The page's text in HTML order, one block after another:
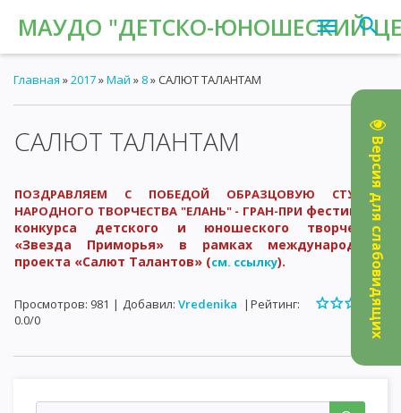
Версия для слабовидящих
МАУДО "ДЕТСКО-ЮНОШЕСКИЙ
Главная »2017»Май » 8» САЛЮТ ТАЛАНТАМ
14:39
САЛЮТ ТАЛАНТАМ
ПОЗДРАВЛЯЕМ С ПОБЕДОЙ ОБРАЗЦОВУЮ СТУДИЮ
НАРОДНОГО ТВОРЧЕСТВА "ЕЛАНЬ" - ГРАН-ПРИ фестиваль-
конкурса детского и юношеского творчества
«Звезда Приморья» в рамках международного
проекта «Салют Талантов» (см. ссылку).
Просмотров: 981 | Добавил: Vredenika | Рейтинг:
0.0/0